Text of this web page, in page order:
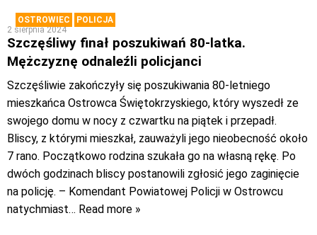
OSTROWIEC
POLICJA
2 sierpnia 2024
Szczęśliwy finał poszukiwań 80-latka.
Mężczyznę odnaleźli policjanci
Szczęśliwie zakończyły się poszukiwania 80-letniego
mieszkańca Ostrowca Świętokrzyskiego, który wyszedł ze
swojego domu w nocy z czwartku na piątek i przepadł.
Bliscy, z którymi mieszkał, zauważyli jego nieobecność około
7 rano. Początkowo rodzina szukała go na własną rękę. Po
dwóch godzinach bliscy postanowili zgłosić jego zaginięcie
na policję. – Komendant Powiatowej Policji w Ostrowcu
natychmiast… Read more »